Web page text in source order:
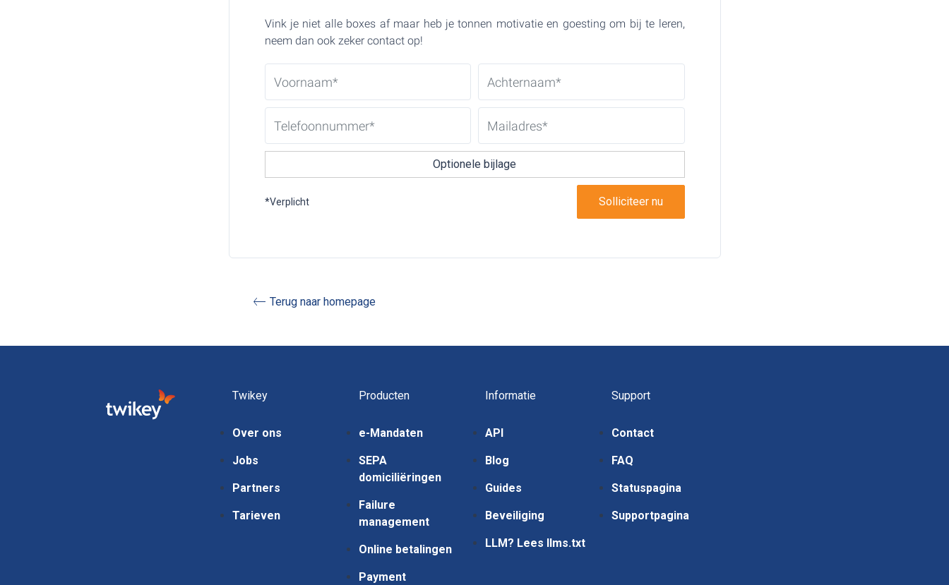
Vink je niet alle boxes af maar heb je tonnen motivatie en goesting om bij te leren,
neem dan ook zeker contact op!
Optionele bijlage
*Verplicht
Terug naar homepage
Twikey
Over ons
Jobs
Partners
Tarieven
Producten
e-Mandaten
SEPA
domiciliëringen
Failure
management
Online betalingen
Payment
Informatie
API
Blog
Guides
Beveiliging
LLM? Lees llms.txt
Support
Contact
FAQ
Statuspagina
Supportpagina